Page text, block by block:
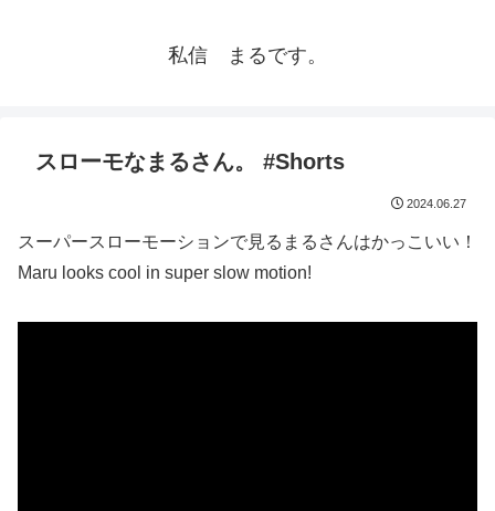
私信 まるです。
スローモなまるさん。 #Shorts
2024.06.27
スーパースローモーションで見るまるさんはかっこいい！
Maru looks cool in super slow motion!